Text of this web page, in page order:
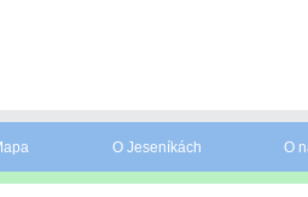
O Jeseníkách O